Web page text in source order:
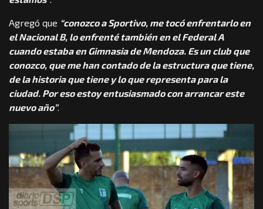
Agregó que “conozco a Sportivo, me tocó enfrentarlo en
el Nacional B, lo enfrenté también en el Federal A
cuando estaba en Gimnasia de Mendoza. Es un club que
conozco, que me han contado de la estructura que tiene,
de la historia que tiene y lo que representa para la
ciudad. Por eso estoy entusiasmado con arrancar este
nuevo año”.